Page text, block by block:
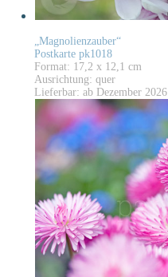
„Magnolienzauber“
Postkarte pk1018
Format: 17,2 x 12,1 cm
Ausrichtung: quer
Lieferbar: ab Dezember 2026